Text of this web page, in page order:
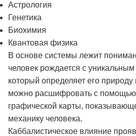
Астрология
Генетика
Биохимия
Квантовая физика
В основе системы лежит
человек рождается с
который определяет его
можно расшифровать с
графической карты,
механику человека.
Каббалистическое влияние